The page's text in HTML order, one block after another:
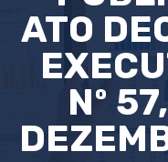
ATO
Nº